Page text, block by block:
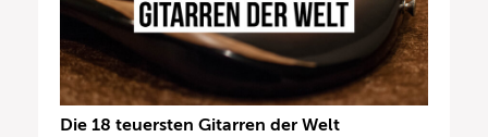
Die 18 teuersten Gitarren der Welt